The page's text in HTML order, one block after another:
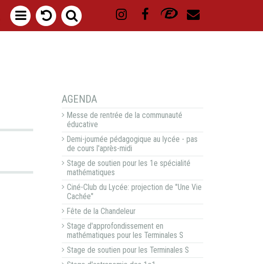

NAVIGATION
AGENDA
Messe de rentrée de la communauté
éducative
Demi-journée pédagogique au lycée - pas
de cours l'après-midi
Stage de soutien pour les 1e spécialité
mathématiques
Ciné-Club du Lycée: projection de "Une Vie
Cachée"
Fête de la Chandeleur
Stage d'approfondissement en
mathématiques pour les Terminales S
Stage de soutien pour les Terminales S